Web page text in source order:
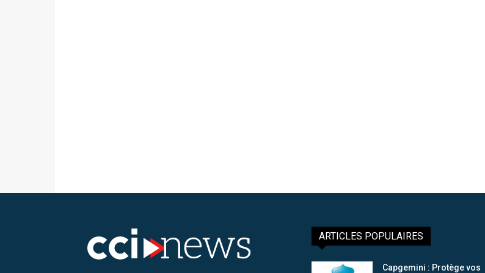
ARTICLES POPULAIRES
Capgemini : Protège vos